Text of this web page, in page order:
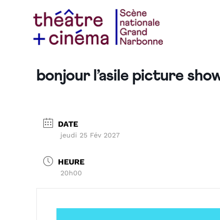
bonjour l’asile picture
DATE
jeudi 25 Fév 2027
HEURE
20h00